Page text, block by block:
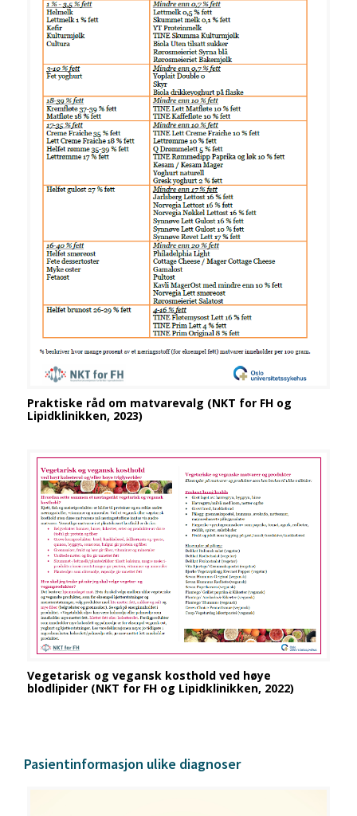
Praktiske råd om matvarevalg (NKT for FH og
Lipidklinikken, 2023)
Vegetarisk og vegansk kosthold ved høye
blodlipider (NKT for FH og Lipidklinikken, 2022)
Pasientinformasjon ulike diagnoser